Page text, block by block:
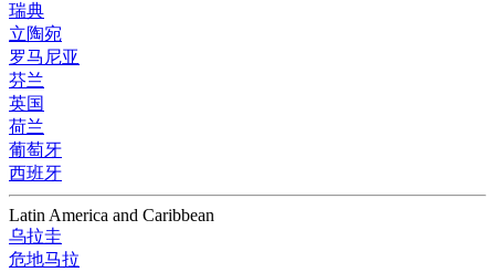
瑞典
立陶宛
罗马尼亚
芬兰
英国
荷兰
葡萄牙
西班牙
Latin America and Caribbean
乌拉圭
危地马拉